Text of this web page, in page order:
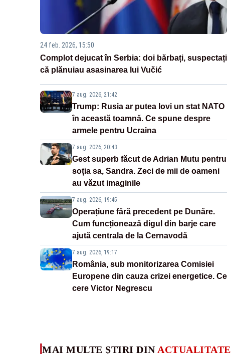
24 feb. 2026, 15:50
Complot dejucat în Serbia: doi bărbați, suspectați
că plănuiau asasinarea lui Vučić
7 aug. 2026, 21:42
Trump: Rusia ar putea lovi un stat NATO
în această toamnă. Ce spune despre
armele pentru Ucraina
7 aug. 2026, 20:43
Gest superb făcut de Adrian Mutu pentru
soția sa, Sandra. Zeci de mii de oameni
au văzut imaginile
7 aug. 2026, 19:45
Operațiune fără precedent pe Dunăre.
Cum funcționează digul din barje care
ajută centrala de la Cernavodă
7 aug. 2026, 19:17
România, sub monitorizarea Comisiei
Europene din cauza crizei energetice. Ce
cere Victor Negrescu
MAI MULTE ȘTIRI DIN ACTUALITATE